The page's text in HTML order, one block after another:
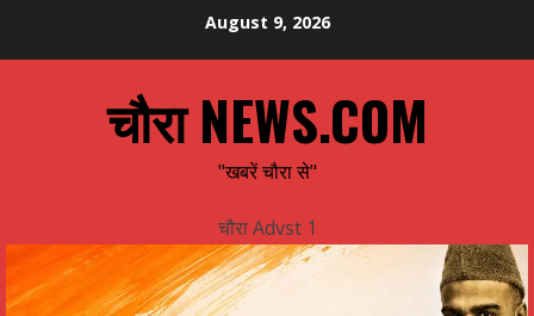
August 9, 2026
चौरा NEWS.COM
"खबरें चौरा से"
चौरा Advst 1